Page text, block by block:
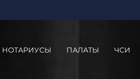
НОТАРИУСЫ ПАЛАТЫ ЧСИ